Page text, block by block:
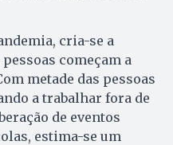
cria-se a
começam a
metade das pessoas
a trabalhar fora de
de eventos
estima-se um